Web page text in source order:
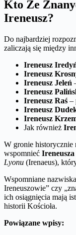
Kto Ze
Ireneusz?
Do najbardziej
zaliczają się między
Ireneusz
Ireneusz
Ireneusz Jeleń
Ireneusz
Ireneusz Raś –
Ireneusz
Ireneusz
Jak również
W gronie historycznie
wspomnieć
Lyonu (Irenaeus),
Wspomniane
Ireneuszowie” czy
ich osiągnięcia mają
historii Kościoła.
Powiązane wpisy: